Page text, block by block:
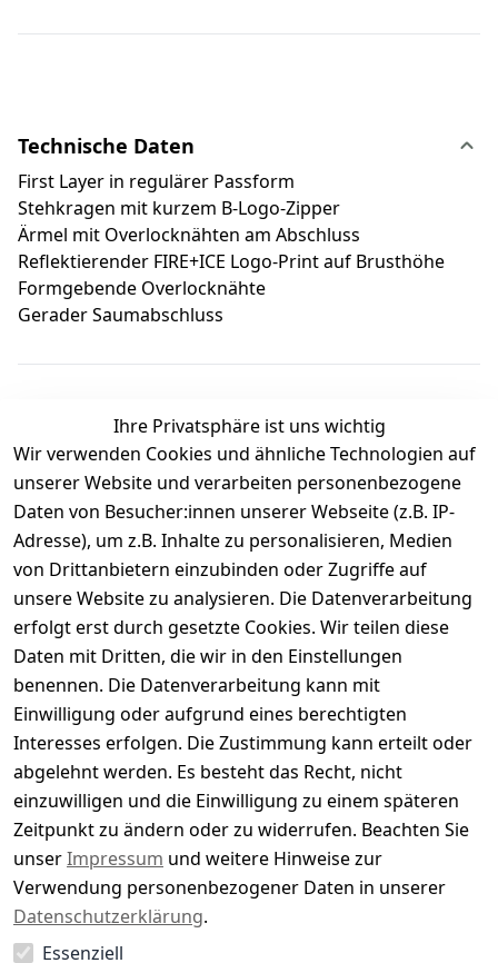
Technische Daten
First Layer in regulärer Passform
Stehkragen mit kurzem B-Logo-Zipper
Ärmel mit Overlocknähten am Abschluss
Reflektierender FIRE+ICE Logo-Print auf Brusthöhe
Formgebende Overlocknähte
Gerader Saumabschluss
Kundenbewertungen
Durchschnittliche Bewertung
0
Basierend auf 0 Bewertung(en)
Bewertung abgeben
5
( 0 )
4
( 0 )
3
( 0 )
2
( 0 )
1
( 0 )
Es hat noch niemand eine Bewertung für diesen
Artikel abgegeben
Ihre Privatsphäre ist uns wichtig
Wir verwenden Cookies und ähnliche Technologien auf
unserer Website und verarbeiten personenbezogene
Daten von Besucher:innen unserer Webseite (z.B. IP-
Adresse), um z.B. Inhalte zu personalisieren, Medien
von Drittanbietern einzubinden oder Zugriffe auf
unsere Website zu analysieren. Die Datenverarbeitung
erfolgt erst durch gesetzte Cookies. Wir teilen diese
Daten mit Dritten, die wir in den Einstellungen
benennen. Die Datenverarbeitung kann mit
Einwilligung oder aufgrund eines berechtigten
Interesses erfolgen. Die Zustimmung kann erteilt oder
abgelehnt werden. Es besteht das Recht, nicht
einzuwilligen und die Einwilligung zu einem späteren
Zeitpunkt zu ändern oder zu widerrufen. Beachten Sie
unserImpressum und weitere Hinweise zur
Verwendung personenbezogener Daten in unserer
Datenschutzerklärung.
Essenziell